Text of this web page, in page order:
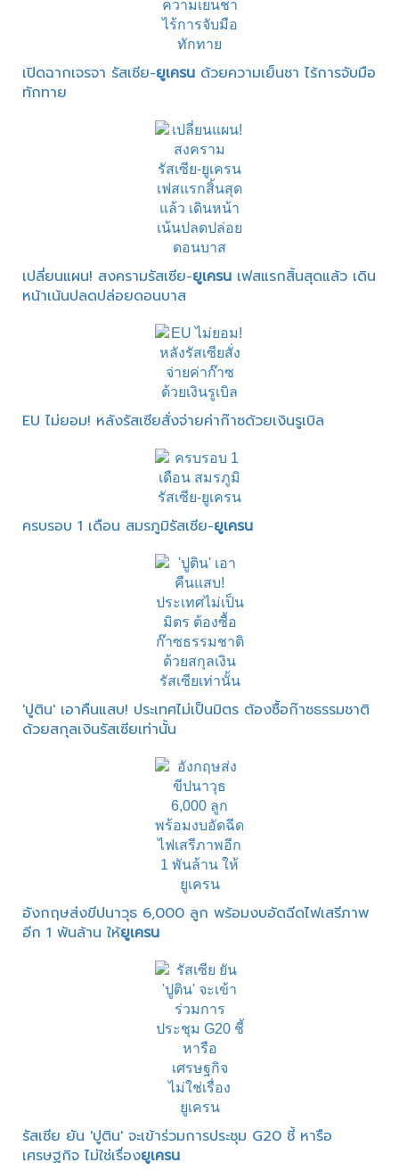
เปิดฉากเจรจา รัสเซีย-ยูเครน ด้วยความเย็นชา ไร้การจับมือ
ทักทาย
เปลี่ยนแผน! สงครามรัสเซีย-ยูเครน เฟสแรกสิ้นสุดแล้ว เดิน
หน้าเน้นปลดปล่อยดอนบาส
EU ไม่ยอม! หลังรัสเซียสั่งจ่ายค่าก๊าซด้วยเงินรูเบิล
ครบรอบ 1 เดือน สมรภูมิรัสเซีย-ยูเครน
'ปูติน' เอาคืนแสบ! ประเทศไม่เป็นมิตร ต้องซื้อก๊าซธรรมชาติ
ด้วยสกุลเงินรัสเซียเท่านั้น
อังกฤษส่งขีปนาวุธ 6,000 ลูก พร้อมงบอัดฉีดไฟเสรีภาพ
อีก 1 พันล้าน ให้ยูเครน
รัสเซีย ยัน 'ปูติน' จะเข้าร่วมการประชุม G20 ชี้ หารือ
เศรษฐกิจ ไม่ใช่เรื่องยูเครน